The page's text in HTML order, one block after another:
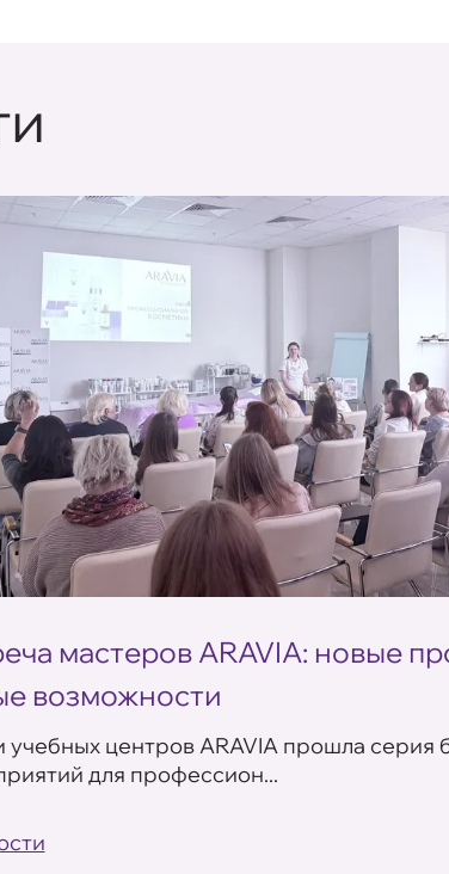
мастеров ARAVIA: новые
возможности
учебных центров ARAVIA прошла серия
для профессион...